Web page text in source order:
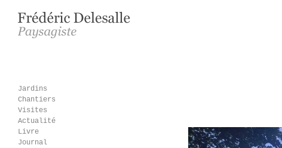
Jardins
Chantiers
Visites
Actualité
Livre
Journal